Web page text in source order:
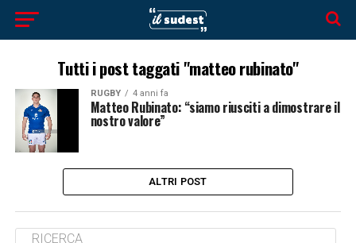
Tutti i post taggati "matteo rubinato"
RUGBY 4 anni fa
Matteo Rubinato: “siamo riusciti a dimostrare il
nostro valore”
ALTRI POST